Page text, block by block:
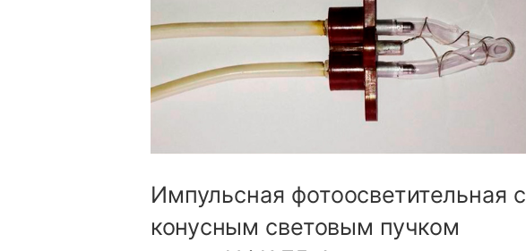
Импульсная фотоосветительная с
конусным световым пучком